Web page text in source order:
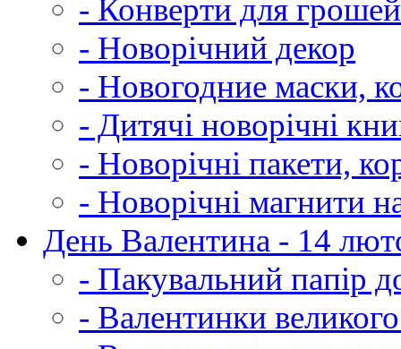
- Конверти для
- Новорічний декор
- Новогодние маски,
- Дитячі новорічні
- Новорічні пакети,
- Новорічні магнити
День Валентина - 14
- Пакувальний папір
- Валентинки